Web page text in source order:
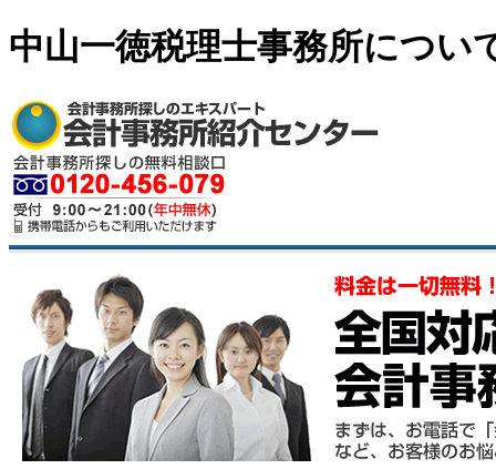
中山一徳税理士事務所につい